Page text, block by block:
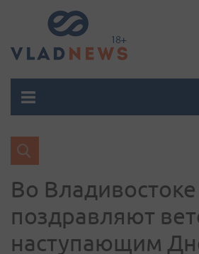
Во Владивостоке
поздравляют
наступающим